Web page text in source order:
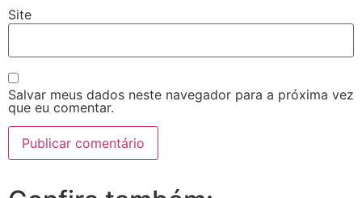
Site
Salvar meus dados neste navegador para a próxima vez
que eu comentar.